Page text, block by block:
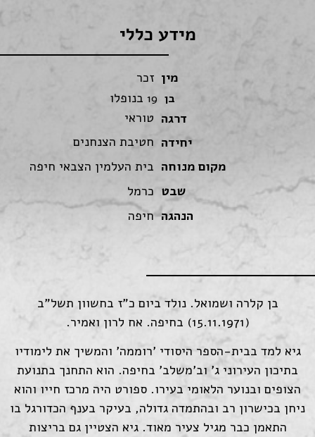
מידע כללי
מין זכר
בן 19 בנופלו
דרגה
טוראי
יחידה
חטיבת הצנחנים
מקום מנוחה
בית העלמין הצבאי חיפה
שבט
כרמל
הנהגה חיפה
בן קלרה ושמואל. נולד ביום כ"ז בחשוון תשל"ב
גיא למד בבית-הספר היסודי 'רוממה' והמשיך את לימודיו
בתיכון העירוני ג' וב'משלב' בחיפה. הוא התחנך בתנועת
הצופים ובנוער הלאומי בעירו. ספורט היה מרכז חייו והוא
ניחן בכישרון רב ובהתמדה גדולה, בעיקר בענף הכדורגל בו
התאמן כבר מגיל צעיר מאוד. גיא הצטיין גם בריצות